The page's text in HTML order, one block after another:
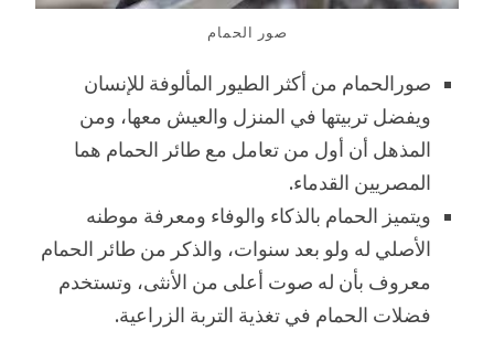
صور الحمام
صورالحمام من أكثر الطيور المألوفة للإنسان
ويفضل تربيتها في المنزل والعيش معها، ومن
المذهل أن أول من تعامل مع طائر الحمام هما
المصريين القدماء.
ويتميز الحمام بالذكاء والوفاء ومعرفة موطنه
الأصلي له ولو بعد سنوات، والذكر من طائر الحمام
معروف بأن له صوت أعلى من الأنثى، وتستخدم
فضلات الحمام في تغذية التربة الزراعية.